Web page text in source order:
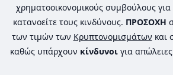
χρηματοοικονομικούς συμβούλους για
κατανοείτε τους κινδύνους. ΠΡΟΣΟΧΗ
των τιμών των Κρυπτονομισμάτων και
καθώς υπάρχουν κίνδυνοιγια